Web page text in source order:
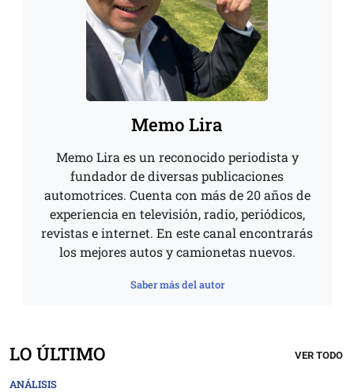
Memo Lira
Memo Lira es un reconocido periodista y
fundador de diversas publicaciones
automotrices. Cuenta con más de 20 años de
experiencia en televisión, radio, periódicos,
revistas e internet. En este canal encontrarás
los mejores autos y camionetas nuevos.
Saber más del autor
LO ÚLTIMO VER TODO
ANÁLISIS